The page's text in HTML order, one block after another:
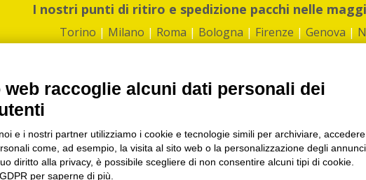
I nostri punti di ritiro e spedizione pacchi nelle
Torino | Milano | Roma | Bologna | Firenze | Genova |
PI/CF/N°Iscr.: 10821360012 | REA: RM 1494760 | Cap.Soc.: 50.000€ |Whistleblowing|
| Oltre 11.500 punti di ritiro tra Bar, Tabaccai, Edicole e Kipoint per ritirare i tuoi
web raccoglie alcuni dati personali dei
e i nostri partner utilizziamo i cookie e tecnologie simili per archiviare, accedere
come, ad esempio, la visita al sito web o la personalizzazione degli annunci.
diritto alla privacy, è possibile scegliere di non consentire alcuni tipi di cookie.
per saperne di più.